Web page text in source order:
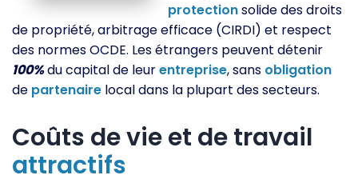
protectionsolide des droits
de propriété, arbitrage efficace (CIRDI) et respect
des normes OCDE. Les étrangers peuvent détenir
100%du capital de leurentreprise, sans obligation
de partenaire local dans la plupart des secteurs.
Coûts de vie et de travail
attractifs